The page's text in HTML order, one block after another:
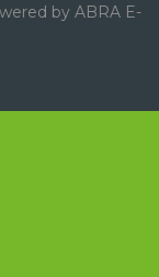
by ABRA E-